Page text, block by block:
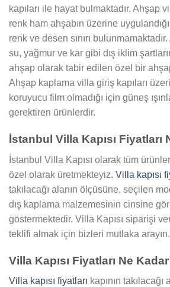
kapıları ile hayat bulmaktadır. Ahşap
renk ham ahşabın üzerine
renk ve desen sınırı
su, yağmur ve kar gibi dış iklim
ahşap olarak tabir edilen özel bir
Ahşap kaplama villa giriş kapıları
koruyucu film olmadığı için güneş
gerektiren ürünlerdir.
İstanbul Villa Kapısı Fiyatları
İstanbul Villa Kapısı olarak tüm
özel olarak üretmekteyiz. Villa kapısı
takılacağı alanın ölçüsüne, seçilen
dış kaplama malzemesinin cinsine
göstermektedir. Villa Kapısı siparişi
teklifi almak için bizleri mutlaka arayın.
Villa Kapısı Fiyatları Ne
Villa kapısı fiyatları kapının